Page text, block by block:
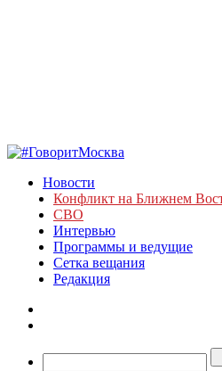
Новости
Конфликт на Ближнем
СВО
Интервью
Программы и ведущие
Сетка вещания
Редакция